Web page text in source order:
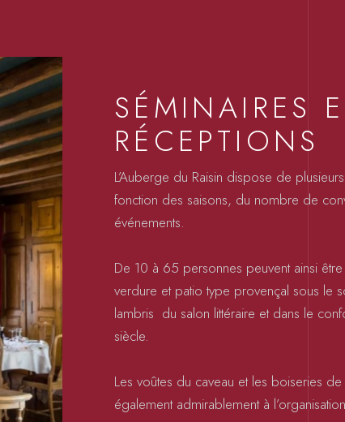
SÉMINAIRES
RÉCEPTIONS
L’Auberge du Raisin dispose de
fonction des saisons, du nombre de
événements.
De 10 à 65 personnes peuvent ainsi
verdure et patio type provençal sous le
lambris du salon littéraire et dans le
siècle.
Les voûtes du caveau et les boiseries
également admirablement à